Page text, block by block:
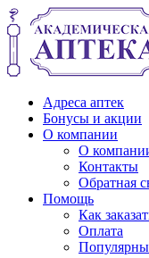
Адреса аптек
Бонусы и акции
О компании
О
Контакты
Обратная
Помощь
Как
Оплата